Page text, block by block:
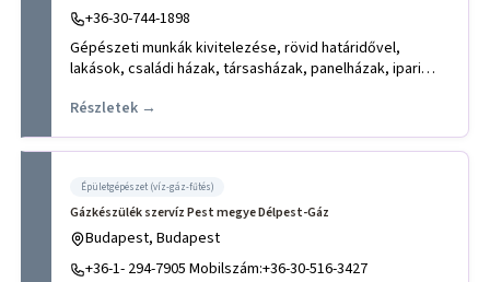
+36-30-744-1898
Gépészeti munkák kivitelezése, rövid határidővel,
lakások, családi házak, társasházak, panelházak, ipari
Részletek →
Épületgépészet (víz-gáz-fűtés)
Gázkészülék szervíz Pest megye Délpest-Gáz
Budapest, Budapest
+36-1- 294-7905 Mobilszám:+36-30-516-3427